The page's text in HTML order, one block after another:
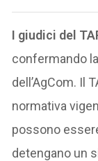
I giudici del
confermando
dell’AgCom. Il
normativa
possono
detengano un